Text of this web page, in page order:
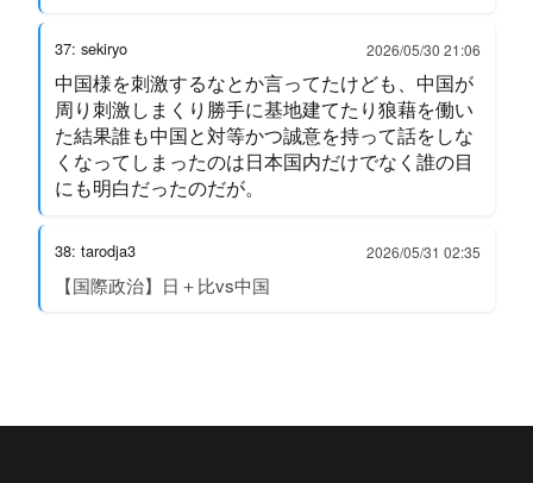
37: sekiryo 2026/05/30 21:06
中国様を刺激するなとか言ってたけども、中国が
周り刺激しまくり勝手に基地建てたり狼藉を働い
た結果誰も中国と対等かつ誠意を持って話をしな
くなってしまったのは日本国内だけでなく誰の目
にも明白だったのだが。
38: tarodja3 2026/05/31 02:35
【国際政治】日＋比vs中国